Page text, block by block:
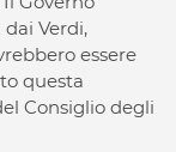
Verdi,
essere
questa
Consiglio degli